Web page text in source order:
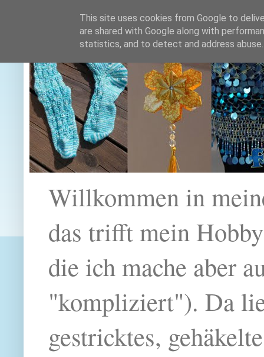
Willkommen in
das trifft mein
die ich mache aber
"kompliziert"). Da
gestricktes,
This site uses cookies from Google to
are shared with Google along with
statistics, and to detect and address abuse.